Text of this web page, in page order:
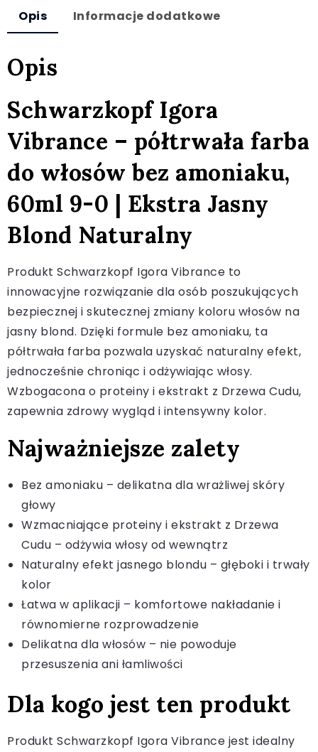
Opis Informacje dodatkowe
Opis
Schwarzkopf Igora
Vibrance – półtrwała farba
do włosów bez amoniaku,
60ml 9-0 | Ekstra Jasny
Blond Naturalny
Produkt Schwarzkopf Igora Vibrance to
innowacyjne rozwiązanie dla osób poszukujących
bezpiecznej i skutecznej zmiany koloru włosów na
jasny blond. Dzięki formule bez amoniaku, ta
półtrwała farba pozwala uzyskać naturalny efekt,
jednocześnie chroniąc i odżywiając włosy.
Wzbogacona o proteiny i ekstrakt z Drzewa Cudu,
zapewnia zdrowy wygląd i intensywny kolor.
Najważniejsze zalety
Bez amoniaku – delikatna dla wrażliwej skóry
głowy
Wzmacniające proteiny i ekstrakt z Drzewa
Cudu – odżywia włosy od wewnątrz
Naturalny efekt jasnego blondu – głęboki i trwały
kolor
Łatwa w aplikacji – komfortowe nakładanie i
równomierne rozprowadzenie
Delikatna dla włosów – nie powoduje
przesuszenia ani łamliwości
Dla kogo jest ten produkt
Produkt Schwarzkopf Igora Vibrance jest idealny